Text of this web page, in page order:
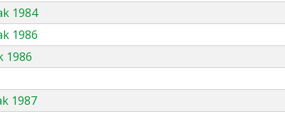
1984
1986
1986
1987